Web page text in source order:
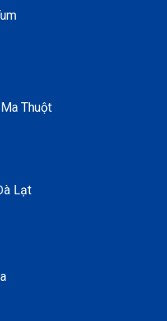
Thuột
Lạt